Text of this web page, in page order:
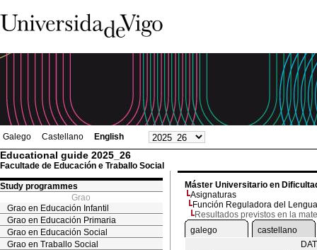
Galego Castellano English
Educational guide 2025_26
Facultade de Educación e Traballo Social
Study programmes
Grao
Grao en Educación Infantil
Grao en Educación Primaria
Grao en Educación Social
Grao en Traballo Social
Máster Universitario en
Asignaturas
Función Reguladora del
Resultados previstos en la
galego
castellano